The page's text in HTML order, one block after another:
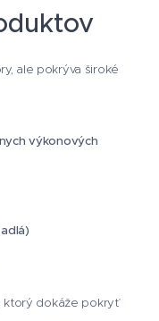
ale pokrýva široké
výkonových
ktorý dokáže pokryť